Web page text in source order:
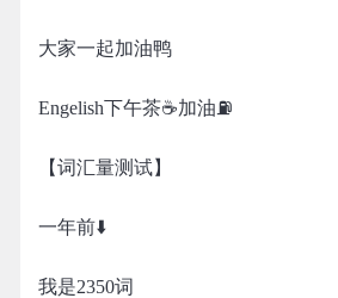
大家一起加油鸭
Engelish下午茶☕️加油⛽️
【词汇量测试】
一年前⬇️
我是2350词